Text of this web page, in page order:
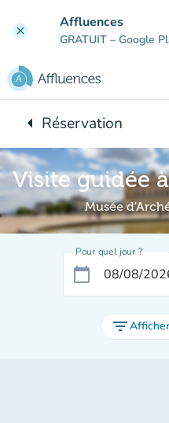
clear Affluences
GRATUIT – Google
arrow_leftRetour à :
Réservation
Visite guidée
Musée
Pour quel jour ?
calendar_today
filter_list